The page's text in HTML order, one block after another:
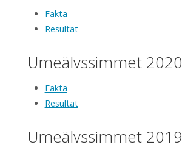
Fakta
Resultat
Umeälvssimmet 2020
Fakta
Resultat
Umeälvssimmet 2019